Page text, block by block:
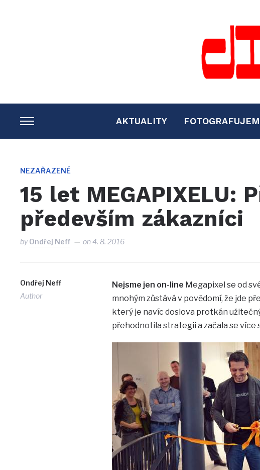
TOGGLE
SIDEBAR
NAVIGATION
AKTUALITY
NEZAŘAZENÉ
15 let MEGAPIXELU:
především zákazníci
byOndřej Neff on4. 8. 2016
Ondřej Neff
Author
Nejsme jen on-line Megapixel se od
mnohým zůstává v povědomí, že jde
který je navíc doslova protkán
přehodnotila strategii a začala se